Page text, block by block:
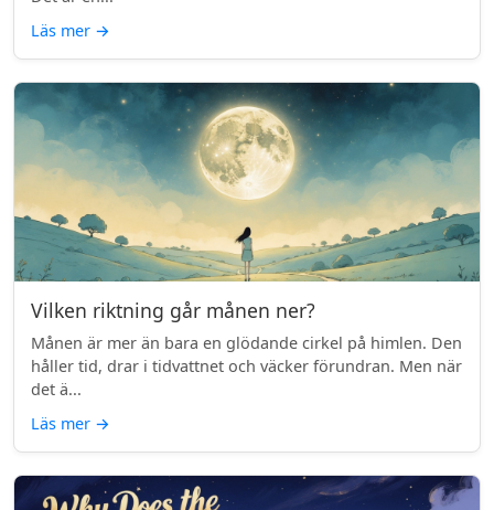
Läs mer →
Vilken riktning går månen ner?
Månen är mer än bara en glödande cirkel på himlen. Den
håller tid, drar i tidvattnet och väcker förundran. Men när
det ä...
Läs mer →